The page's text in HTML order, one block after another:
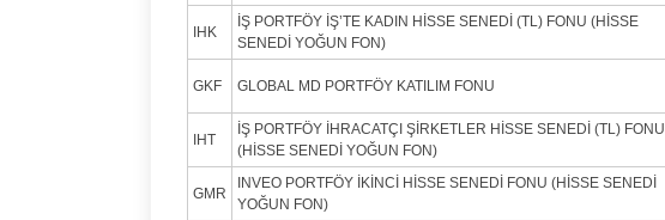
IHK
İŞ PORTFÖY İŞ’TE KADIN HİSSE SENEDİ (TL) FONU (HİSSE
SENEDİ YOĞUN FON)
GKF GLOBAL MD PORTFÖY KATILIM FONU
IHT
İŞ PORTFÖY İHRACATÇI ŞİRKETLER HİSSE SENEDİ (TL) FONU
(HİSSE SENEDİ YOĞUN FON)
GMR
INVEO PORTFÖY İKİNCİ HİSSE SENEDİ FONU (HİSSE SENEDİ
YOĞUN FON)